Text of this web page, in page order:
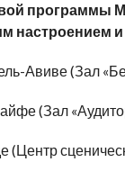
программы
настроением и
Авиве (Зал
(Зал
(Центр